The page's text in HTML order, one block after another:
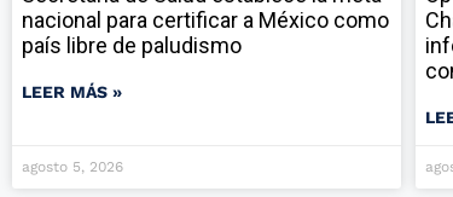
nacional para certificar a México como
país libre de paludismo
LEER MÁS »
agosto 5, 2026